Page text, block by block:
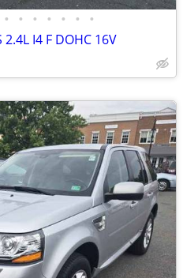
• • • • • • •
I4 F DOHC 16V